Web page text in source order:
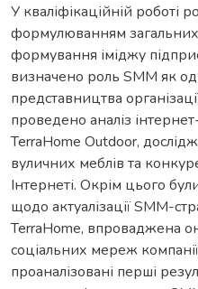
У кваліфікаційній роботі
формулюванням
формування іміджу
визначено роль SMM як
представництва
проведено аналіз
TerraHome Outdoor,
вуличних меблів та
Інтернеті. Окрім цього
щодо актуалізації SMM-
TerraHome, впроваджена
соціальних мереж
проаналізовані перші